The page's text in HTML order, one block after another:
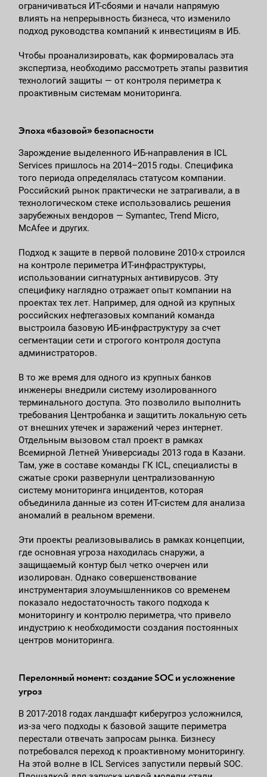
ограничиваться ИТ-сбоями и начали напрямую
влиять на непрерывность бизнеса, что изменило
подход руководства компаний к инвестициям в ИБ.
Чтобы проанализировать, как формировалась эта
экспертиза, необходимо рассмотреть этапы развития
технологий защиты — от контроля периметра к
проактивным системам мониторинга.
Эпоха «базовой» безопасности
Зарождение выделенного ИБ-направления в ICL
Services пришлось на 2014–2015 годы. Специфика
того периода определялась статусом компании.
Российский рынок практически не затрагивали, а в
технологическом стеке использовались решения
зарубежных вендоров — Symantec, Trend Micro,
McAfee и других.
Подход к защите в первой половине 2010-х строился
на контроле периметра ИТ-инфраструктуры,
использовании сигнатурных антивирусов. Эту
специфику наглядно отражает опыт компании на
проектах тех лет. Например, для одной из крупных
российских нефтегазовых компаний команда
выстроила базовую ИБ-инфраструктуру за счет
сегментации сети и строгого контроля доступа
администраторов.
В то же время для одного из крупных банков
инженеры внедрили систему изолированного
терминального доступа. Это позволило выполнить
требования Центробанка и защитить локальную сеть
от внешних утечек и заражений через интернет.
Отдельным вызовом стал проект в рамках
Всемирной Летней Универсиады 2013 года в Казани.
Там, уже в составе команды ГК ICL, специалисты в
сжатые сроки развернули централизованную
систему мониторинга инцидентов, которая
объединила данные из сотен ИТ-систем для анализа
аномалий в реальном времени.
Эти проекты реализовывались в рамках концепции,
где основная угроза находилась снаружи, а
защищаемый контур был четко очерчен или
изолирован. Однако совершенствование
инструментария злоумышленников со временем
показало недостаточность такого подхода к
мониторингу и контролю периметра, что привело
индустрию к необходимости создания постоянных
центров мониторинга.
Переломный момент: создание SOC и усложнение
угроз
В 2017-2018 годах ландшафт киберугроз усложнился,
из-за чего подходы к базовой защите периметра
перестали отвечать запросам рынка. Бизнесу
потребовался переход к проактивному мониторингу.
На этой волне в ICL Services запустили первый SOC.